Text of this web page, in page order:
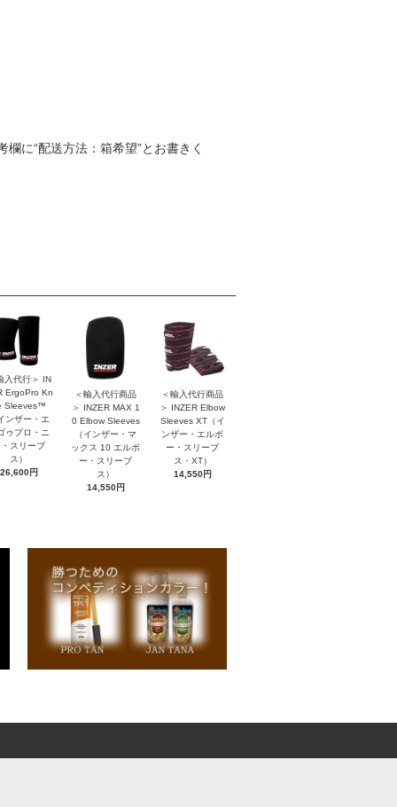
に“配送方法：箱希望”とお書きく
入代行＞ IN
ErgoPro Kn
Sleeves™
ンザー・エ
ゥプロ・ニ
・スリーブ
ス）
26,600円
＜輸入代行商品
＞ INZER MAX 1
0 Elbow Sleeves
（インザー・マ
ックス 10 エルボ
ー・スリーブ
ス）
14,550円
＜輸入代行商品
＞ INZER Elbow
Sleeves XT（イ
ンザー・エルボ
ー・スリーブ
ス・XT）
14,550円